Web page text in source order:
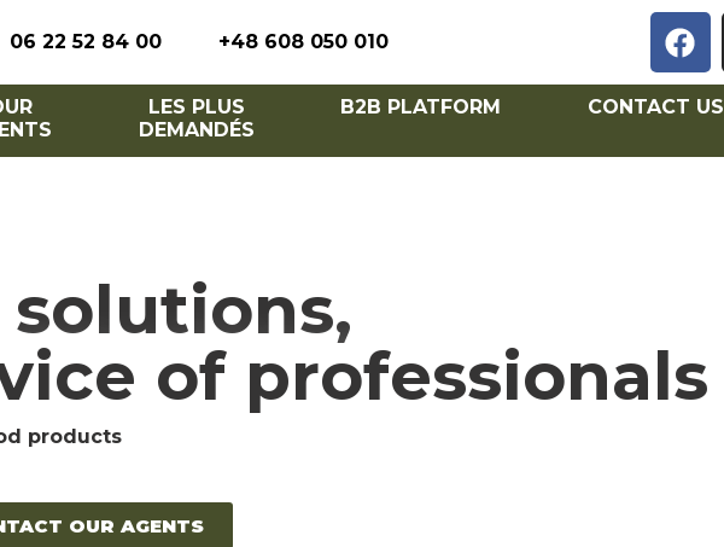
06 22 52 84 00 +48 608 050 010
LES PLUS
DEMANDÉS
B2B PLATFORM CONTACT US
of professionals
products
OUR AGENTS